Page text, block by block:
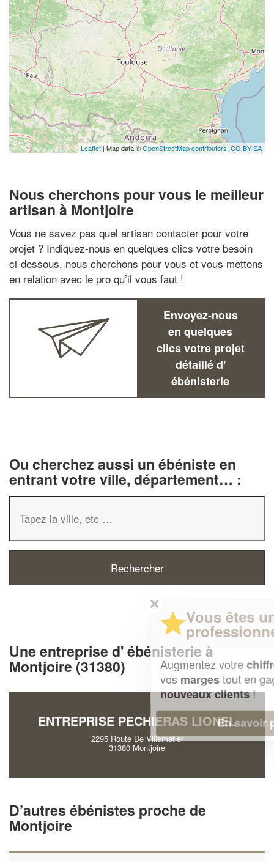
Leaflet | Map data ©OpenStreetMap contributors, CC-BY-SA
Nous cherchons pour vous le meilleur
artisan à Montjoire
Vous ne savez pas quel artisan contacter pour votre
projet ? Indiquez-nous en quelques clics votre besoin
ci-dessous, nous cherchons pour vous et vous mettons
en relation avec le pro qu’il vous faut !
Envoyez-nous
en quelques
clics votre projet
détaillé d'
ébénisterie
Ou cherchez aussi un ébéniste en
entrant votre ville, département… :
Une entreprise d' ébénisterie à
Montjoire (31380)
ENTREPRISE PECHIERAS LIONEL
2295 Route De Villematier
31380 Montjoire
D’autres ébénistes proche de
Montjoire
Vous êtes un
professionnel ?
Augmentez votrechiffre d'affaireset
vos
marges
tout en gagnant de
nouveaux clients!
En savoir plus